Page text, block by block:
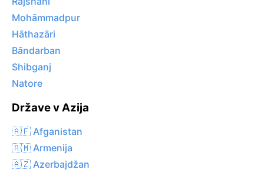
Mohāmmadpur
Hāthazāri
Bāndarban
Shibganj
Natore
Države v Azija
🇦🇫 Afganistan
🇦🇲 Armenija
🇦🇿 Azerbajdžan